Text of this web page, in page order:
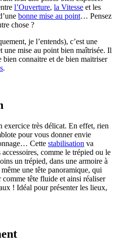
l’Ouverture, la Vitesse et les
bonne mise au point… Pensez
chose ?
je l’entends), c’est une
une mise au point bien maîtrisée. Il
bien connaitre et de bien maitriser
.
exercice très délicat. En effet, rien
pour vous donner envie
Cette stabilisation va
comme le trépied ou le
un trépied, dans une armoire à
une tête panoramique, qui
tête fluide et ainsi réaliser
! Idéal pour présenter les lieux,